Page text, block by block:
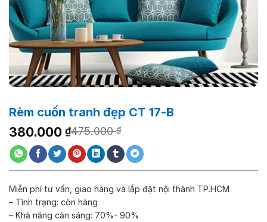
Rèm cuốn tranh đẹp CT 17-B
475.000₫
Giá
gốc
là:
475.000 ₫.
380.000 ₫
Giá
hiện
tại
là:
380.000 ₫.
Miễn phí tư vấn, giao hàng và lắp đặt nội thành TP.HCM
– Tình trạng: còn hàng
– Khả năng cản sáng: 70%- 90%